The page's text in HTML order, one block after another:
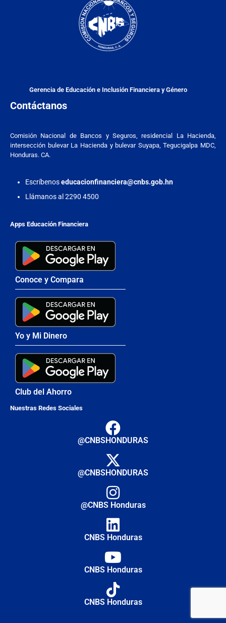
Gerencia de Educación e Inclusión Financiera y Género
Contáctanos
Comisión Nacional de Bancos y Seguros, residencial La Hacienda,
intersección bulevar La Hacienda y bulevar Suyapa, Tegucigalpa MDC,
Honduras. CA.
Escríbenoseducacionfinanciera@cnbs.gob.hn
Llámanos al 2290 4500
Apps Educación Financiera
Conoce y Compara
Yo y Mi Dinero
Club del Ahorro
Nuestras Redes Sociales
@CNBSHONDURAS
@CNBSHONDURAS
@CNBS Honduras
CNBS Honduras
CNBS Honduras
CNBS Honduras